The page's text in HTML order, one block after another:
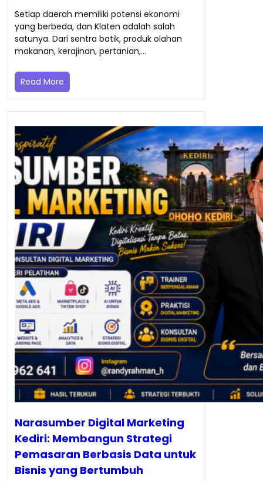
Setiap daerah memiliki potensi ekonomi
yang berbeda, dan Klaten adalah salah
satunya. Dari sentra batik, produk olahan
makanan, kerajinan, pertanian,…
Read More
Narasumber Digital Marketing
Kediri: Membangun Strategi
Pemasaran Berbasis Data untuk
Bisnis yang Bertumbuh